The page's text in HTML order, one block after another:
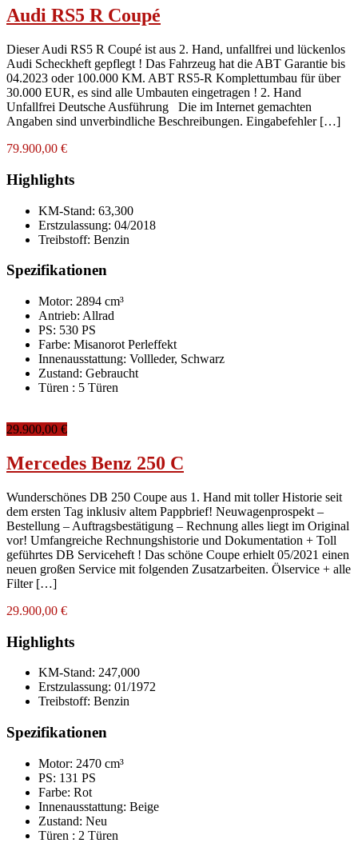
Audi RS5 R Coupé
Dieser Audi RS5 R Coupé ist aus 2. Hand, unfallfrei und lückenlos
Audi Scheckheft gepflegt ! Das Fahrzeug hat die ABT Garantie bis
04.2023 oder 100.000 KM. ABT RS5-R Komplettumbau für über
30.000 EUR, es sind alle Umbauten eingetragen ! 2. Hand
Unfallfrei Deutsche Ausführung Die im Internet gemachten
Angaben sind unverbindliche Beschreibungen. Eingabefehler […]
79.900,00 €
Highlights
KM-Stand: 63,300
Erstzulassung: 04/2018
Treibstoff: Benzin
Spezifikationen
Motor: 2894 cm³
Antrieb: Allrad
PS: 530 PS
Farbe: Misanorot Perleffekt
Innenausstattung: Vollleder, Schwarz
Zustand: Gebraucht
Türen : 5 Türen
29.900,00 €
Mercedes Benz 250 C
Wunderschönes DB 250 Coupe aus 1. Hand mit toller Historie seit
dem ersten Tag inklusiv altem Pappbrief! Neuwagenprospekt –
Bestellung – Auftragsbestätigung – Rechnung alles liegt im Original
vor! Umfangreiche Rechnungshistorie und Dokumentation + Toll
geführtes DB Serviceheft ! Das schöne Coupe erhielt 05/2021 einen
neuen großen Service mit folgenden Zusatzarbeiten. Ölservice + alle
Filter […]
29.900,00 €
Highlights
KM-Stand: 247,000
Erstzulassung: 01/1972
Treibstoff: Benzin
Spezifikationen
Motor: 2470 cm³
PS: 131 PS
Farbe: Rot
Innenausstattung: Beige
Zustand: Neu
Türen : 2 Türen